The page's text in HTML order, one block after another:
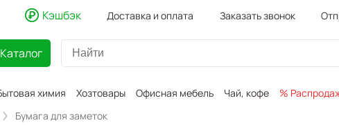
Кэшбэк Доставка и оплата Заказать звонок
Каталог
химия Хозтовары Офисная мебель Чай, кофе %
Бумага для заметок